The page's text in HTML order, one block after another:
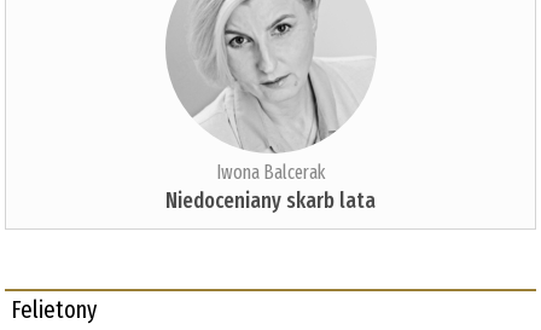
Iwona Balcerak
Niedoceniany skarb lata
Felietony